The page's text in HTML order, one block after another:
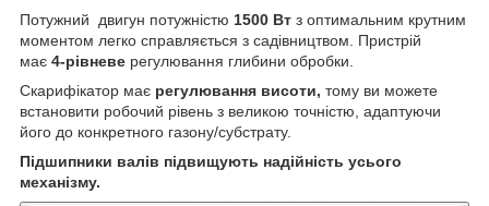
Потужний двигун потужністю 1500 Вт з оптимальним крутним
моментом легко справляється з садівництвом. Пристрій
має 4-рівневе регулювання глибини обробки.
Скарифікатор має регулювання висоти, тому ви можете
встановити робочий рівень з великою точністю, адаптуючи
його до конкретного газону/субстрату.
Підшипники валів підвищують надійність усього
механізму.